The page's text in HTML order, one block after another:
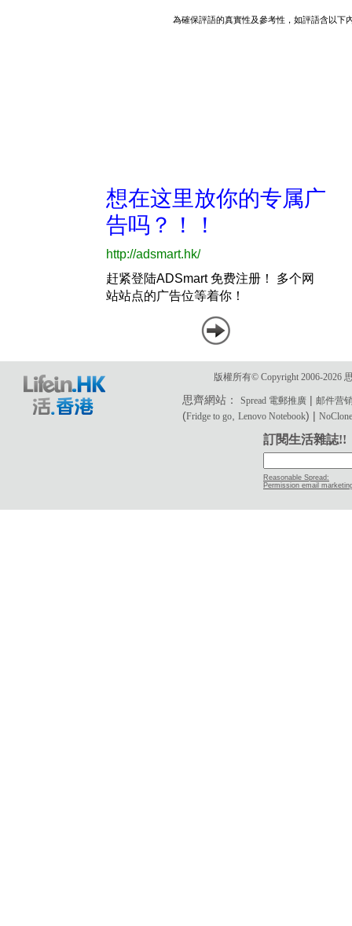
為確保評語的真實性及參考性，如評語含以下
版權所有© Copyright 2006-2026
思齊網站：Spread 電郵推廣 |邮件营
(Fridge to go ,Lenovo Notebook) |